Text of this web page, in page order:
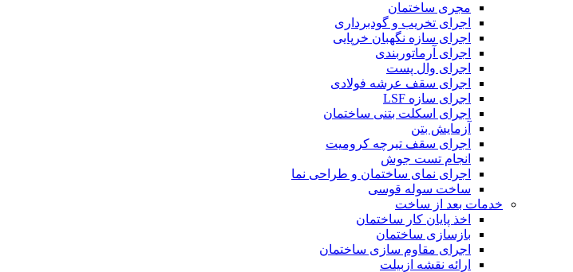
مجری ساختمان
اجرای تخریب و گودبرداری
اجرای سازه نگهبان خرپایی
اجرای آرماتوربندی
اجرای وال پست
اجرای سقف عرشه فولادی
اجرای سازه LSF
اجرای اسکلت بتنی ساختمان
آزمایش بتن
اجرای سقف تیرچه کرومیت
انجام تست جوش
اجرای نمای ساختمان و طراحی نما
ساخت سوله قوسی
خدمات بعد از ساخت
اخذ پایان کار ساختمان
بازسازی ساختمان
اجرای مقاوم سازی ساختمان
ارائه نقشه ازبیلت